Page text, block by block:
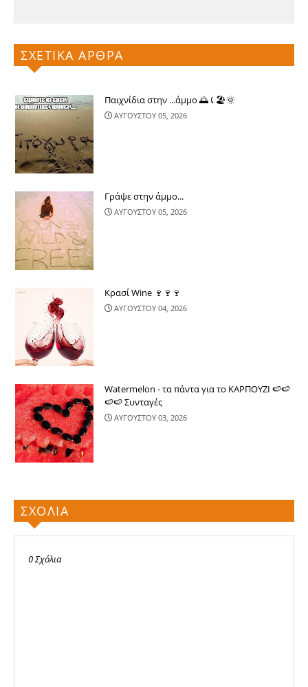
ΣΧΕΤΙΚΑ ΑΡΘΡΑ
Παιχνίδια στην ...άμμο 🌅⤹🏖🌞
ΑΥΓΟΥΣΤΟΥ 05, 2026
Γράψε στην άμμο...
ΑΥΓΟΥΣΤΟΥ 05, 2026
Κρασί Wine 🍷🍷🍷
ΑΥΓΟΥΣΤΟΥ 04, 2026
Watermelon - τα πάντα για το ΚΑΡΠΟΥΖΙ 🍉🍉
🍉🍉 Συνταγές
ΑΥΓΟΥΣΤΟΥ 03, 2026
ΣΧΟΛΙΑ
0 Σχόλια